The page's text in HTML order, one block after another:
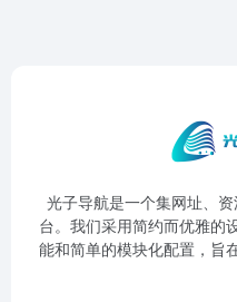
光子导航是一个集网址、
台。我们采用简约而优雅的
能和简单的模块化配置，旨